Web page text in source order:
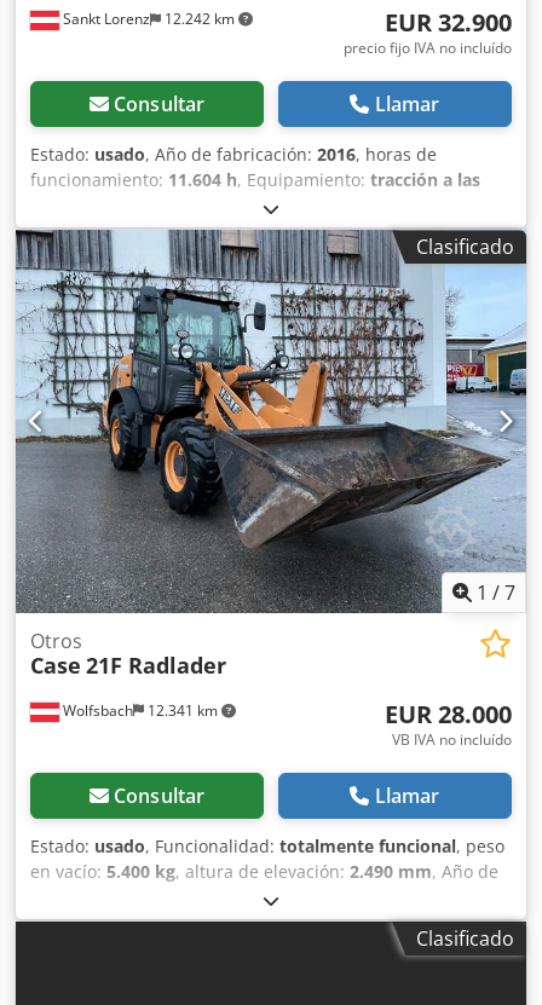
Sankt Lorenz 12.242 km EUR 32.900
precio fijo IVA no incluído
Consultar Llamar
Estado: usado, Año de fabricación: 2016, horas de
funcionamiento: 11.604 h, Equipamiento: tracción a las
, Llamar (Contacto · Teléfono · Móvil ·
WhatsApp) * Cargadora de ruedas Case 921F 4x4 con
tracción total * Calefacción / Aire acondicionado * Año de
fabricación: 2016 * Número de identificación del vehículo
(VIN): FNH921F1NGHE12139 Dodpfx Ajkq Amfsfxewa *
Potencia: 190 kW * Peso en vacío: 19680 kg * Peso total:
21600 kg * Horas de uso: 11604 * Disponibles 3 unidades *
Precio bajo consulta * Toda la información proporcionada
no es vinculante.
Clasificado
1 /7
Wolfsbach 12.341 km
Otros
Case 21F Radlader
EUR 28.000
VB IVA no incluído
Consultar Llamar
Estado: usado, Funcionalidad: totalmente funcional, peso
en vacío: 5.400 kg, altura de elevación: 2.490 mm, Año de
, horas de funcionamiento:
longitud total:5.550 mm, altura de construcción:2.500
, ancho deClasificado